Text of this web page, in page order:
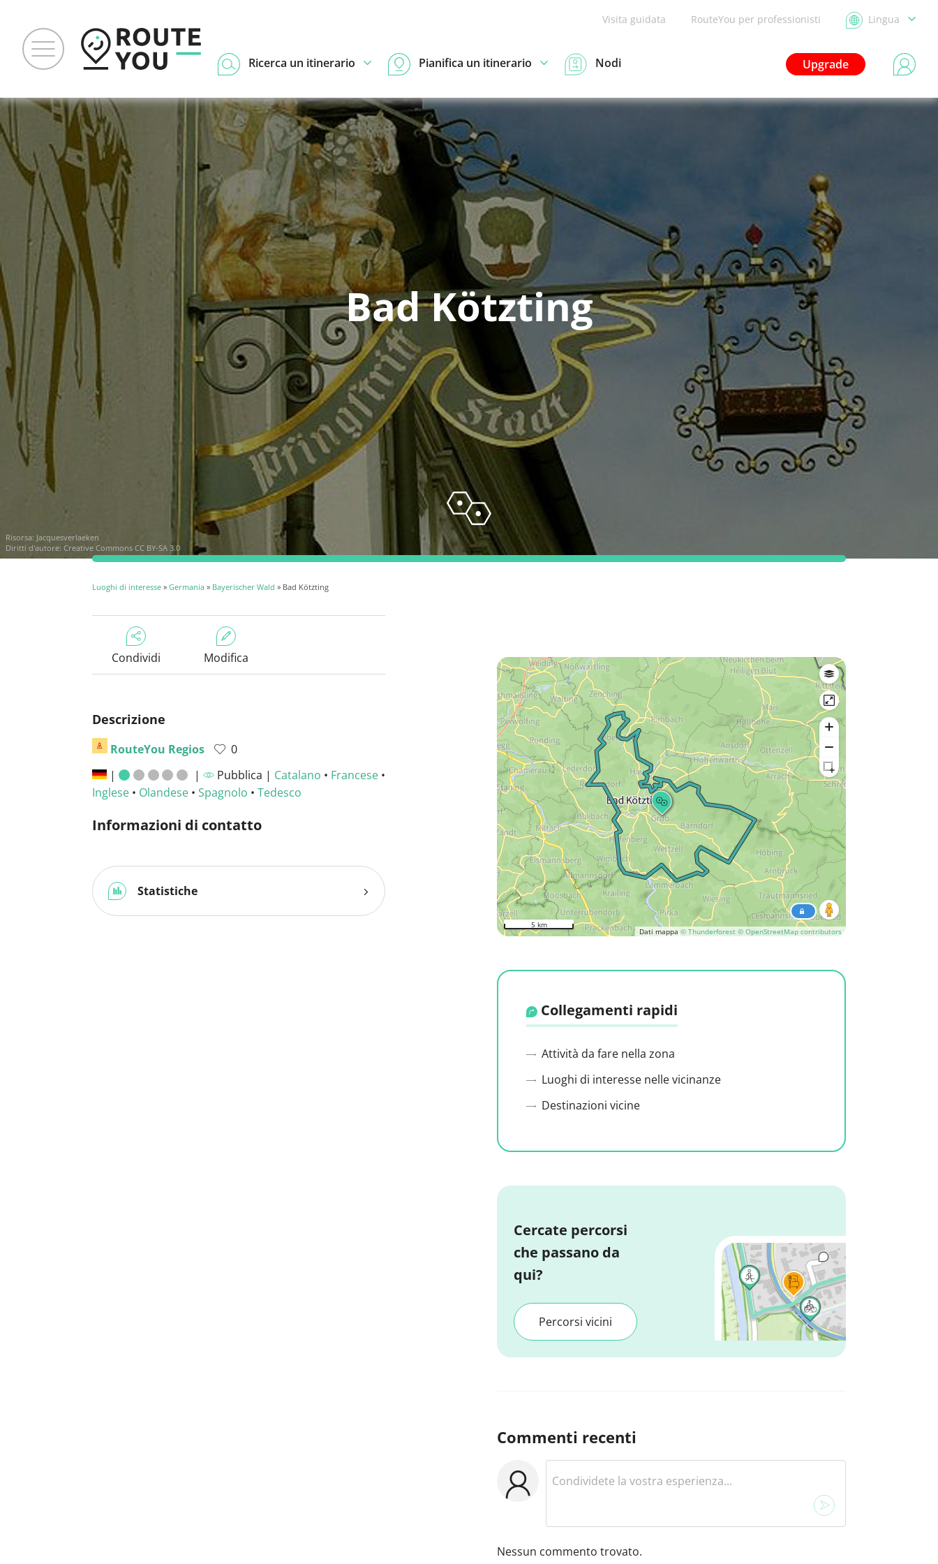
Visita guidata RouteYou per professionisti Lingua
Upgrade
Ricerca un itinerario Pianifica un itinerario Nodi
Bad Kötzting
Risorsa: Jacquesverlaeken
Diritti d'autore: Creative Commons CC BY-SA 3.0
Luoghi di interesse » Germania » Bayerischer Wald » Bad Kötzting
Condividi Modifica
Descrizione
RouteYou Regios
0
|
| Pubblica | Catalano • Francese•
Inglese • Olandese • Spagnolo • Tedesco
Informazioni di contatto
Statistiche
Dati mappa© Thunderforest © OpenStreetMap contributors
5 km
Collegamenti rapidi
Attività da fare nella zona
Luoghi di interesse nelle vicinanze
Destinazioni vicine
Cercate percorsi
che passano da
qui?
Percorsi vicini
Commenti recenti
Nessun commento trovato.